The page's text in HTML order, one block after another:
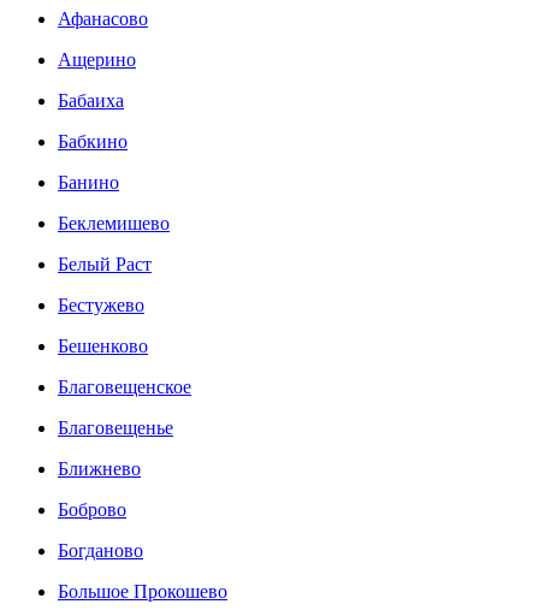
Афанасово
Ащерино
Бабаиха
Бабкино
Банино
Беклемишево
Белый Раст
Бестужево
Бешенково
Благовещенское
Благовещенье
Ближнево
Боброво
Богданово
Большое Прокошево